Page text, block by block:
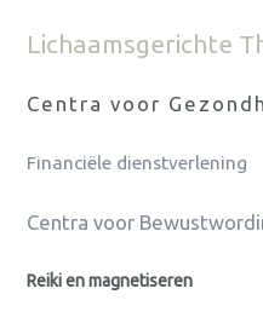
Lichaamsgerichte
Centra voor
Financiële dienstverlening
Centra voor
Reiki en magnetiseren